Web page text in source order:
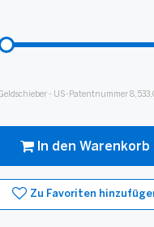
Bitte
hinzufügen
- US-Patentnummer
In den Warenkorb
Zu Favoriten